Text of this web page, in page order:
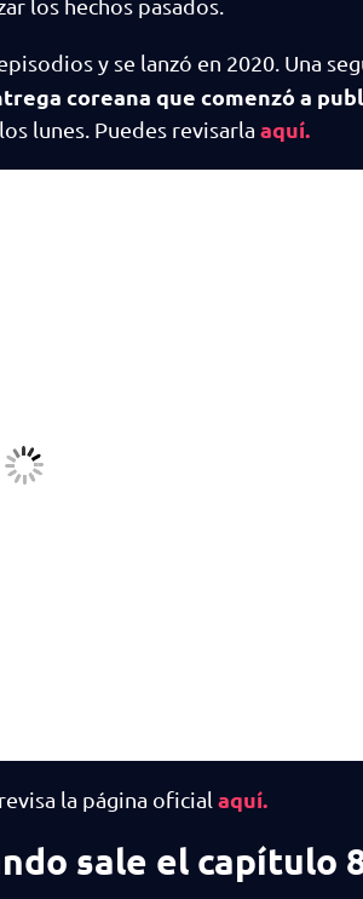
los hechos pasados.
y se lanzó en 2020. Una
coreana que comenzó a
lunes. Puedes revisarla aquí.
la página oficial aquí.
sale el capítulo